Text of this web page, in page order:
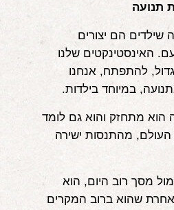
תנועה
הם יצורים
האינסטינקטים שלנו
להתפתח, אנחנו
במיוחד בילדות.
הוא מתחזק והוא גם לומד
מהתנסות ישירה
מסך רוב היום, הוא
שהוא ברוב המקרים